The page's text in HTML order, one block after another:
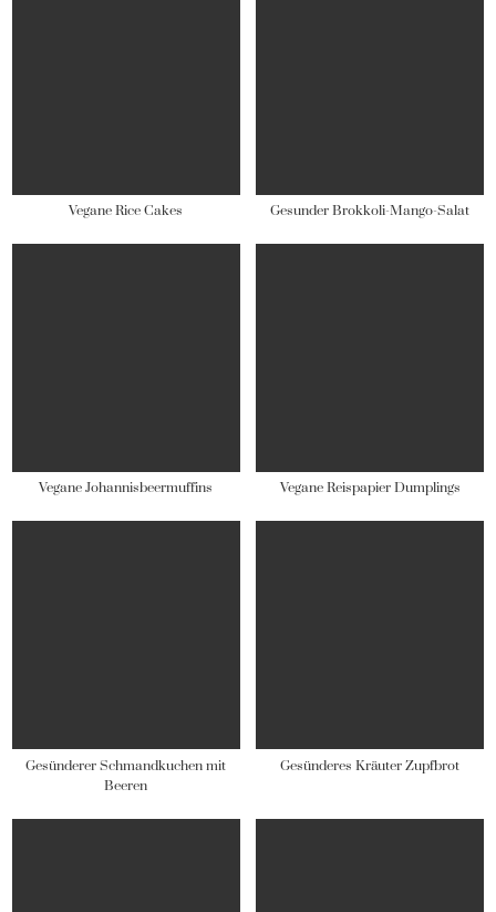
Vegane Rice Cakes Gesunder Brokkoli-Mango-Salat
Vegane Johannisbeermuffins Vegane Reispapier Dumplings
Gesünderer Schmandkuchen mit
Beeren
Gesünderes Kräuter Zupfbrot